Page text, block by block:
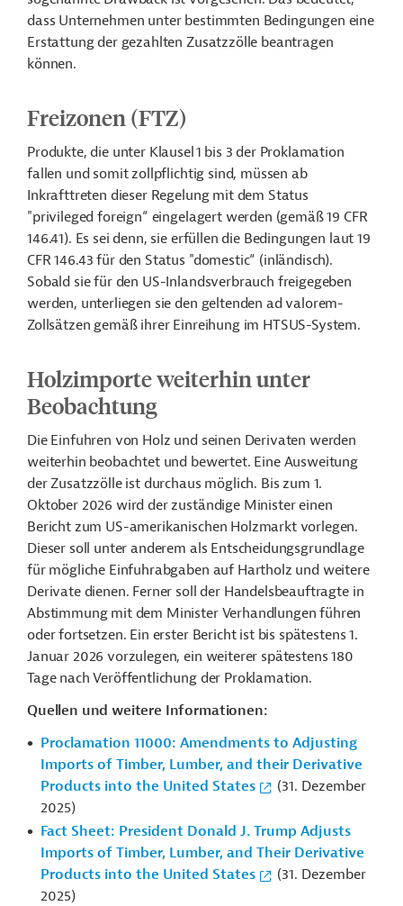
dass Unternehmen unter bestimmten Bedingungen eine
Erstattung der gezahlten Zusatzzölle beantragen
können.
Freizonen (FTZ)
Produkte, die unter Klausel 1 bis 3 der Proklamation
fallen und somit zollpflichtig sind, müssen ab
Inkrafttreten dieser Regelung mit dem Status
"privileged foreign“ eingelagert werden (gemäß 19 CFR
146.41). Es sei denn, sie erfüllen die Bedingungen laut 19
CFR 146.43 für den Status "domestic“ (inländisch).
Sobald sie für den US-Inlandsverbrauch freigegeben
werden, unterliegen sie den geltenden ad valorem-
Zollsätzen gemäß ihrer Einreihung im HTSUS-System.
Holzimporte weiterhin unter
Beobachtung
Die Einfuhren von Holz und seinen Derivaten werden
weiterhin beobachtet und bewertet. Eine Ausweitung
der Zusatzzölle ist durchaus möglich. Bis zum 1.
Oktober 2026 wird der zuständige Minister einen
Bericht zum US-amerikanischen Holzmarkt vorlegen.
Dieser soll unter anderem als Entscheidungsgrundlage
für mögliche Einfuhrabgaben auf Hartholz und weitere
Derivate dienen. Ferner soll der Handelsbeauftragte in
Abstimmung mit dem Minister Verhandlungen führen
oder fortsetzen. Ein erster Bericht ist bis spätestens 1.
Januar 2026 vorzulegen, ein weiterer spätestens 180
Tage nach Veröffentlichung der Proklamation.
Quellen und weitere Informationen:
Proclamation 11000: Amendments to Adjusting
Imports of Timber, Lumber, and their Derivative
Products into the United States
(31. Dezember
2025)
Fact Sheet: President Donald J. Trump Adjusts
Imports of Timber, Lumber, and Their Derivative
Products into the United States
(31. Dezember
2025)